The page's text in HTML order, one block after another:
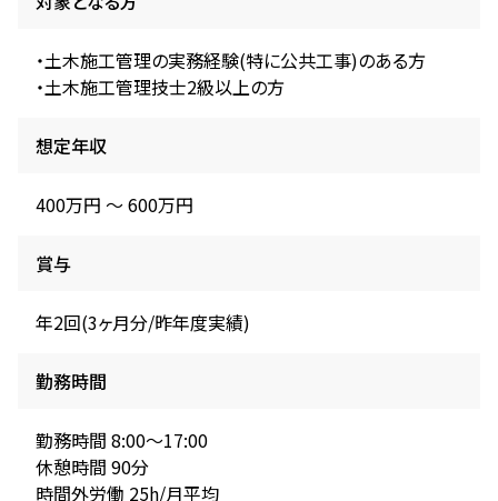
・土木施工管理の実務経験(特に公共工事)のある方
・土木施工管理技士2級以上の方
想定年収
400万円 〜 600万円
賞与
年2回(3ヶ月分/昨年度実績)
勤務時間
勤務時間 8:00～17:00
休憩時間 90分
時間外労働 25h/月平均